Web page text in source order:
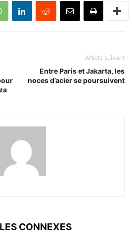
Article suivant
Entre Paris et Jakarta, les
noces d’acier se poursuivent
CONNEXES